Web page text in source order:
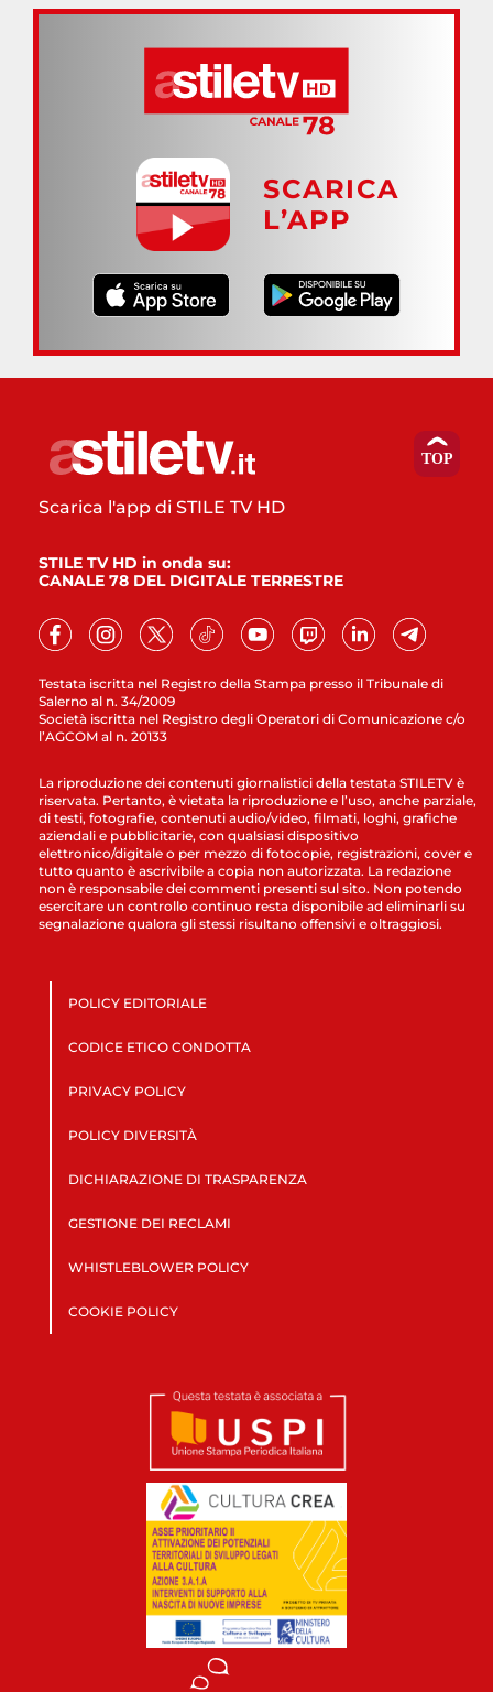
SCARICA
L’APP
Testata iscritta nel Registro della Stampa presso il Tribunale di
Salerno al n. 34/2009
Società iscritta nel Registro degli Operatori di Comunicazione c/o
l’AGCOM al n. 20133
Scarica l'app di STILE TV HD
STILE TV HD in onda su:
CANALE 78 DEL DIGITALE TERRESTRE
La riproduzione dei contenuti giornalistici della testata STILETV è
riservata. Pertanto, è vietata la riproduzione e l’uso, anche parziale,
di testi, fotografie, contenuti audio/video, filmati, loghi, grafiche
aziendali e pubblicitarie, con qualsiasi dispositivo
elettronico/digitale o per mezzo di fotocopie, registrazioni, cover e
tutto quanto è ascrivibile a copia non autorizzata. La redazione
non è responsabile dei commenti presenti sul sito. Non potendo
esercitare un controllo continuo resta disponibile ad eliminarli su
segnalazione qualora gli stessi risultano offensivi e oltraggiosi.
POLICY EDITORIALE
CODICE ETICO CONDOTTA
PRIVACY POLICY
POLICY DIVERSITÀ
DICHIARAZIONE DI TRASPARENZA
GESTIONE DEI RECLAMI
WHISTLEBLOWER POLICY
COOKIE POLICY